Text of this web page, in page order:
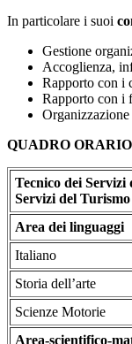
In particolare i suoi
Gestione
Accoglienza,
Rapporto con i
Rapporto con i
QUADRO ORARIO
Tecnico dei Servizi
Servizi del Turismo
Area dei linguaggi
Italiano
Storia dell’arte
Scienze Motorie
Area-scientifico-